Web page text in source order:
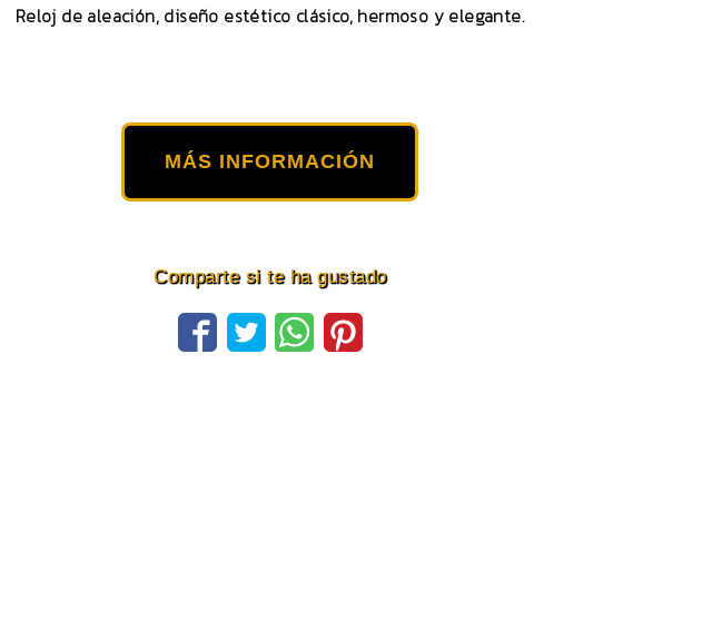
Reloj de aleación, diseño estético clásico, hermoso y elegante.
MÁS INFORMACIÓN
Comparte si te ha gustado